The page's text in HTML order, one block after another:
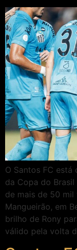
O Santos FC
da Copa do
de mais de 50
Mangueirão, em
brilho de Rony
válido pela volta